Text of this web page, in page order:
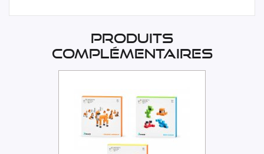
Produits
complémentaires